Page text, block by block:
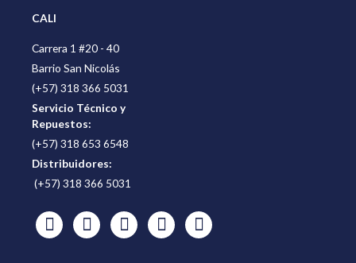
CALI
Carrera 1 #20 - 40
Barrio San Nicolás
(+57) 318 366 5031
Servicio Técnico y
Repuestos:
(+57) 318 653 6548
Distribuidores:
(+57) 318 366 5031